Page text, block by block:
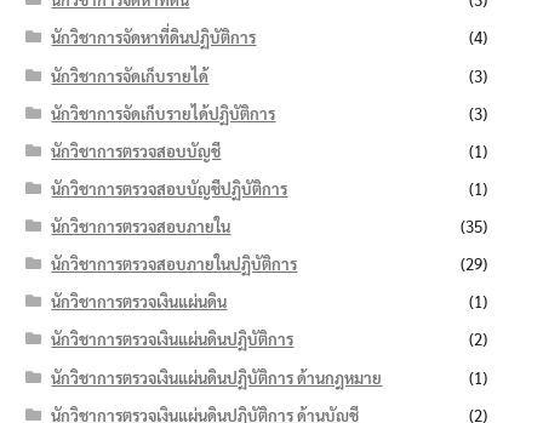
นักวิชาการจัดหาที่ดินปฏิบัติการ
(4)
นักวิชาการจัดเก็บรายได้
(3)
นักวิชาการจัดเก็บรายได้ปฏิบัติการ
(3)
นักวิชาการตรวจสอบบัญชี
(1)
นักวิชาการตรวจสอบบัญชีปฏิบัติการ
(1)
นักวิชาการตรวจสอบภายใน
(35)
นักวิชาการตรวจสอบภายในปฏิบัติการ
(29)
นักวิชาการตรวจเงินแผ่นดิน
(1)
นักวิชาการตรวจเงินแผ่นดินปฏิบัติการ
(2)
นักวิชาการตรวจเงินแผ่นดินปฏิบัติการ ด้านกฎหมาย
(1)
นักวิชาการตรวจเงินแผ่นดินปฏิบัติการ ด้านบัญชี
(2)